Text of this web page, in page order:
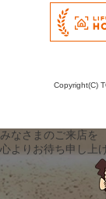
Copyright(C)
みなさまのご来店を
心よりお待ち申し上